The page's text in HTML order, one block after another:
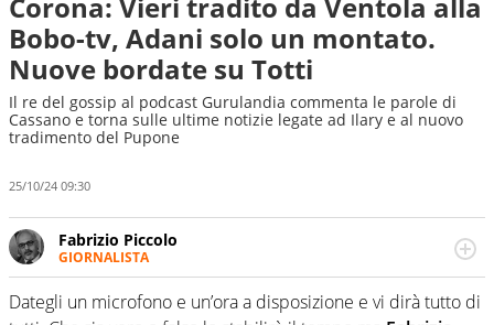
Bobo-tv, Adani solo un montato.
Nuove bordate su Totti
Il re del gossip al podcast Gurulandia commenta le parole di
Cassano e torna sulle ultime notizie legate ad Ilary e al nuovo
tradimento del Pupone
25/10/24 09:30
Fabrizio Piccolo
GIORNALISTA
Nella sua carriera ha seguito numerose manifestazioni
sportive e collaborato con agenzie e testate. Esperienza,
competenza, conoscenza e memoria storica. Si occupa
Dategli un microfono e un’ora a disposizione e vi dirà tutto di